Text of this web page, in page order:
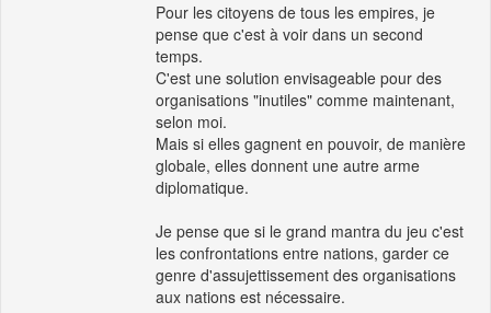
Pour les citoyens de tous les empires, je
pense que c'est à voir dans un second
temps.
C'est une solution envisageable pour des
organisations "inutiles" comme maintenant,
selon moi.
Mais si elles gagnent en pouvoir, de manière
globale, elles donnent une autre arme
diplomatique.
Je pense que si le grand mantra du jeu c'est
les confrontations entre nations, garder ce
genre d'assujettissement des organisations
aux nations est nécessaire.